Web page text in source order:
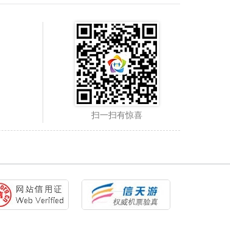
扫一扫有惊喜